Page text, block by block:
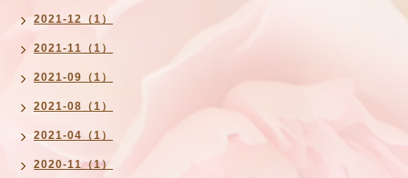
2021-12（1）
2021-11（1）
2021-09（1）
2021-08（1）
2021-04（1）
2020-11（1）